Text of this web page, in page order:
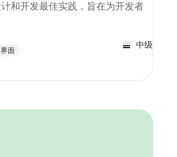
和开发最佳实践，旨在为开发者
界面
中级